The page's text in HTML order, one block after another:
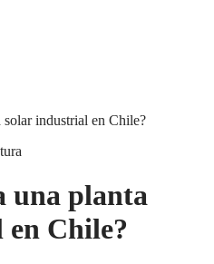
solar industrial en Chile?
una planta
Chile?